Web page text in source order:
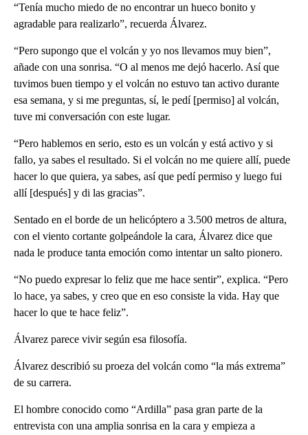
“Tenía mucho miedo de no encontrar un hueco bonito y
agradable para realizarlo”, recuerda Álvarez.
“Pero supongo que el volcán y yo nos llevamos muy bien”,
añade con una sonrisa. “O al menos me dejó hacerlo. Así que
tuvimos buen tiempo y el volcán no estuvo tan activo durante
esa semana, y si me preguntas, sí, le pedí [permiso] al volcán,
tuve mi conversación con este lugar.
“Pero hablemos en serio, esto es un volcán y está activo y si
fallo, ya sabes el resultado. Si el volcán no me quiere allí, puede
hacer lo que quiera, ya sabes, así que pedí permiso y luego fui
allí [después] y di las gracias”.
Sentado en el borde de un helicóptero a 3.500 metros de altura,
con el viento cortante golpeándole la cara, Álvarez dice que
nada le produce tanta emoción como intentar un salto pionero.
“No puedo expresar lo feliz que me hace sentir”, explica. “Pero
lo hace, ya sabes, y creo que en eso consiste la vida. Hay que
hacer lo que te hace feliz”.
Álvarez parece vivir según esa filosofía.
Álvarez describió su proeza del volcán como “la más extrema”
de su carrera.
El hombre conocido como “Ardilla” pasa gran parte de la
entrevista con una amplia sonrisa en la cara y empieza a